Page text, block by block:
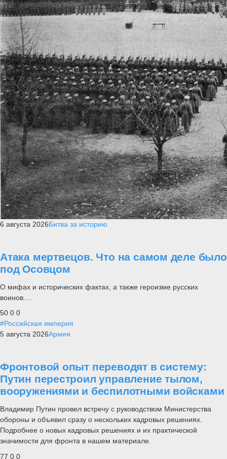
6 августа 2026Битва за историю
Атака мертвецов. Что на самом деле было
под Осовцом
О мифах и исторических фактах, а также героизме русских
воинов....
50 0 0
#Российская империя
5 августа 2026Армия
Фронтовой опыт переводят в систему:
Путин перестроил управление тылом,
вооружениями и беспилотными войсками
Владимир Путин провел встречу с руководством Министерства
обороны и объявил сразу о нескольких кадровых решениях.
Подробнее о новых кадровых решениях и их практической
значимости для фронта в нашем материале.
77 0 0